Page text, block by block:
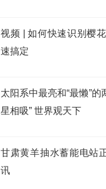
视频 | 如何快速识别樱
速搞定
太阳系中最亮和“最懒”的
星相吸” 世界观天下
甘肃黄羊抽水蓄能电站
讯